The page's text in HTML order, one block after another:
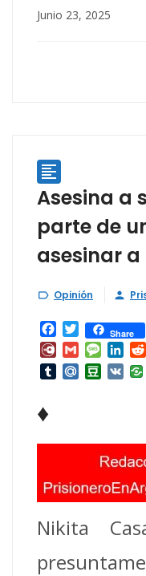
Junio 23, 2025

Asesina a
parte de
asesinar
 Opinión 
Facebook
TwitterShare
Diary.RuGmail
TumblrMail.RuDouban
VK
♦
Nikita